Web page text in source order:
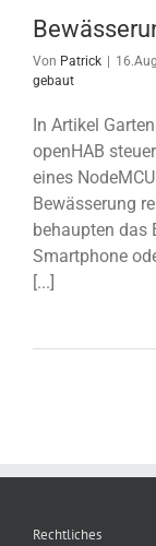
Von Patrick
gebaut
In Artikel
openHAB
eines
Bewässerung
behaupten das
Smartphone
[...]
Rechtliches